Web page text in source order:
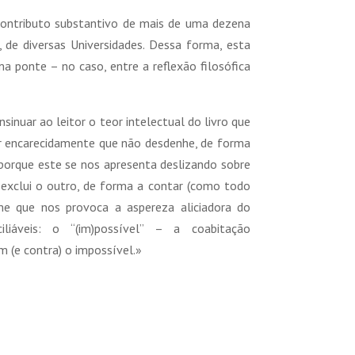
substantivo de mais de uma dezena
diversas Universidades. Dessa forma, esta
ponte – no caso, entre a reflexão filosófica
ao leitor o teor intelectual do livro que
que não desdenhe, de forma
este se nos apresenta deslizando sobre
o outro, de forma a contar (como todo
que nos provoca a aspereza aliciadora do
o “(im)possível” – a coabitação
(e contra) o impossível.»